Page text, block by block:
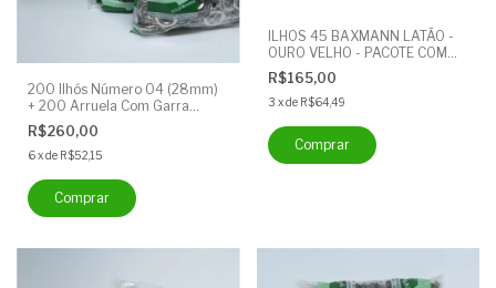
200 Ilhós Número 04 (28mm)
+ 200 Arruela Com Garra
Latão Niquelado - Ilhós
Baxmann
R$260,00
6xde R$52,15
ILHOS 45 BAXMANN LATÃO -
OURO VELHO - PACOTE COM
1000 ILHOSES (SEM ARRUELA)
R$165,00
3 xde R$64,49